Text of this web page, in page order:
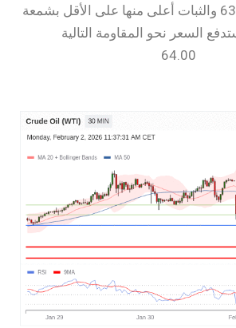
كسر المقاومة 63.30 والثبات أعلى منها على الأقل بشمعة
64.00